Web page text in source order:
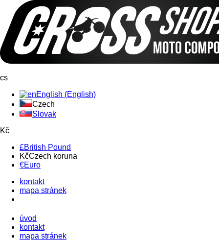
cs
English (English)
Czech
Slovak
Kč
£British Pound
KčCzech koruna
€Euro
kontakt
mapa stránek
úvod
kontakt
mapa stránek